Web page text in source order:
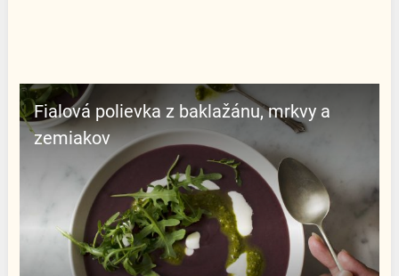
Fialová polievka z baklažánu, mrkvy a
zemiakov